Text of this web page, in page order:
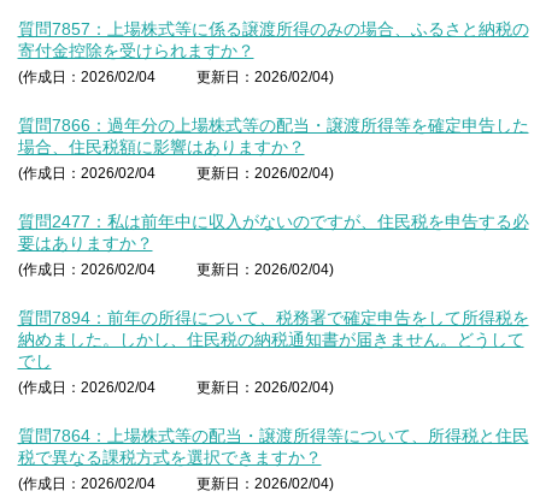
質問7857：上場株式等に係る譲渡所得のみの場合、ふるさと納税の
寄付金控除を受けられますか？
(作成日：2026/02/04 更新日：2026/02/04)
質問7866：過年分の上場株式等の配当・譲渡所得等を確定申告した
場合、住民税額に影響はありますか？
(作成日：2026/02/04 更新日：2026/02/04)
質問2477：私は前年中に収入がないのですが、住民税を申告する必
要はありますか？
(作成日：2026/02/04 更新日：2026/02/04)
質問7894：前年の所得について、税務署で確定申告をして所得税を
納めました。しかし、住民税の納税通知書が届きません。どうして
でし
(作成日：2026/02/04 更新日：2026/02/04)
質問7864：上場株式等の配当・譲渡所得等について、所得税と住民
税で異なる課税方式を選択できますか？
(作成日：2026/02/04 更新日：2026/02/04)